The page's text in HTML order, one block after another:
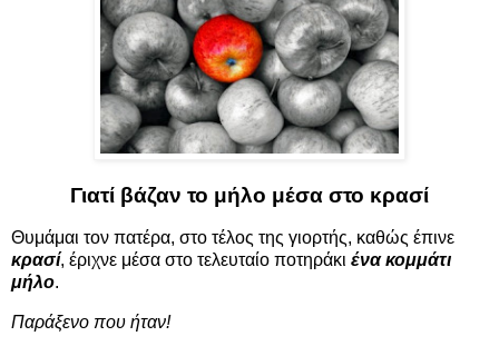
Γιατί βάζαν το μήλο μέσα στο κρασί
Θυμάμαι τον πατέρα, στο τέλος της γιορτής, καθώς έπινε
κρασί, έριχνε μέσα στο τελευταίο ποτηράκι ένα κομμάτι
μήλο.
Παράξενο που ήταν!